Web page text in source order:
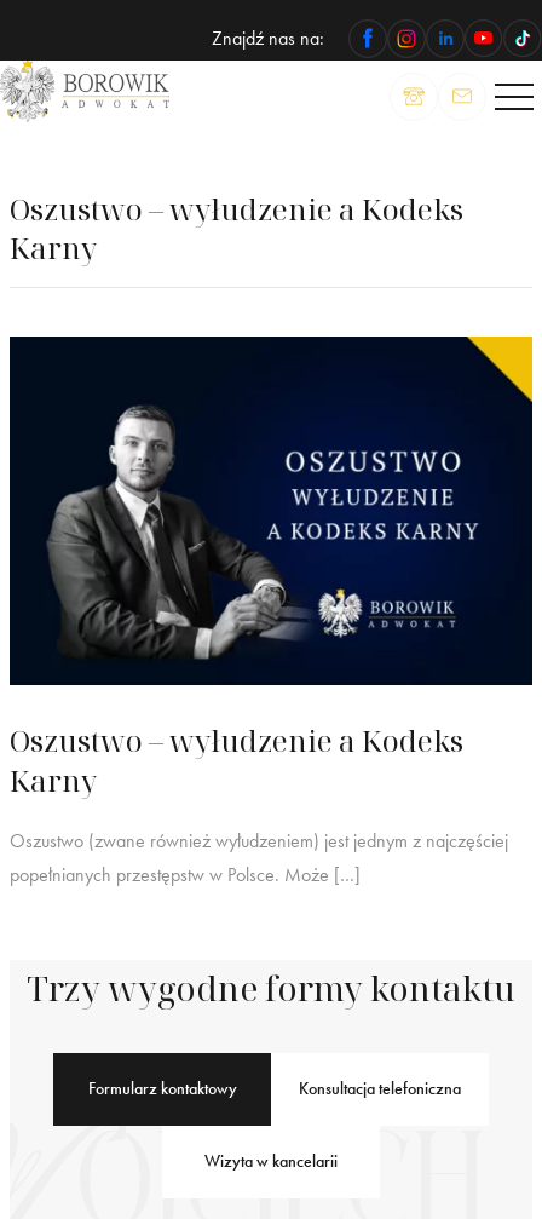
Znajdź nas na:
ADWOKAT
Wojciech
Oszustwo – wyłudzenie a Kodeks
Karny
Oszustwo – wyłudzenie a Kodeks
Karny
Oszustwo (zwane również wyłudzeniem) jest jednym z najczęściej
popełnianych przestępstw w Polsce. Może […]
Trzy wygodne formy kontaktu
Formularz kontaktowy Konsultacja telefoniczna
Wizyta w kancelarii